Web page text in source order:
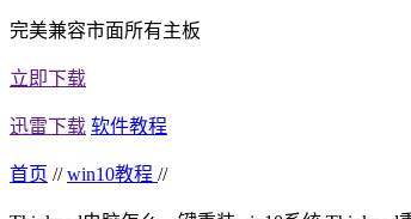
完美兼容市面所有主板
立即下载
迅雷下载 软件教程
首页 // win10教程 //